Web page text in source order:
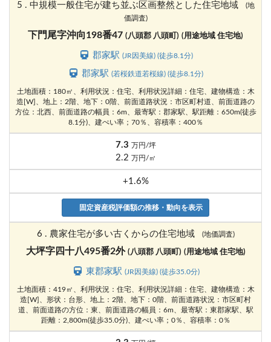
5 . 中規模一般住宅が建ち並ぶ区画整然とした住宅地域
(地
価調査)
下門尾字沖向198番47 (八頭郡 八頭町) (用途地域 住宅地)
郡家駅 (JR因美線) (徒歩8.1分)
郡家駅(若桜鉄道若桜線) (徒歩8.1分)
土地面積：180㎡、利用状況：住宅、利用状況詳細：住宅、建物構造：木
造[W]、地上：2階、地下：0階、前面道路状況：市区町村道、前面道路の
方位：北西、前面道路の幅員：6m、最寄駅：郡家駅、駅距離：650m(徒歩
8.1分)、建ぺい率；70％、容積率：400％
7.3 万円/坪
2.2 万円/㎡
+1.6%
固定資産税評価額の推移・動向を表示
6 . 農家住宅が多い古くからの住宅地域 (地価調査)
大坪字四十八495番2外 (八頭郡 八頭町) (用途地域 住宅地)
東郡家駅 (JR因美線) (徒歩35.0分)
土地面積：419㎡、利用状況：住宅、利用状況詳細：住宅、建物構造：木
造[W]、形状：台形、地上：2階、地下：0階、前面道路状況：市区町村
道、前面道路の方位：東、前面道路の幅員：6m、最寄駅：東郡家駅、駅
距離：2,800m(徒歩35.0分)、建ぺい率；0％、容積率：0％